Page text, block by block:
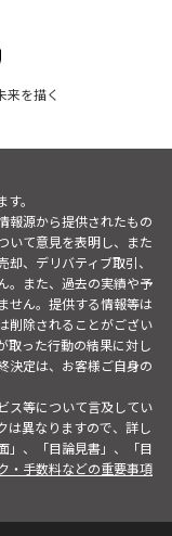
来を描く
。
報源から提供されたもの
いて意見を表明し、また
、デリバティブ取引、
。また、過去の実績や予
せん。提供する情報等は
削除されることがござい
取った行動の結果に対し
決定は、お客様ご自身の
ス等について言及してい
は異なりますので、詳し
」、「目論見書」、「目
・手数料などの重要事項